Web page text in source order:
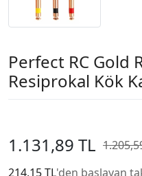
Perfect RC Gold
Resiprokal Kök
1.131,89 TL
214,15 TL'den başlayan